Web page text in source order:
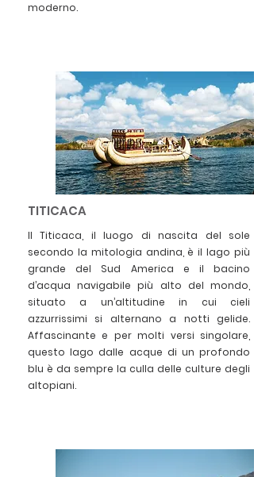
moderno.
TITICACA
Il Titicaca, il luogo di nascita del sole
secondo la mitologia andina, è il lago più
grande del Sud America e il bacino
d’acqua navigabile più alto del mondo,
situato a un’altitudine in cui cieli
azzurrissimi si alternano a notti gelide.
Affascinante e per molti versi singolare,
questo lago dalle acque di un profondo
blu è da sempre la culla delle culture degli
altopiani.